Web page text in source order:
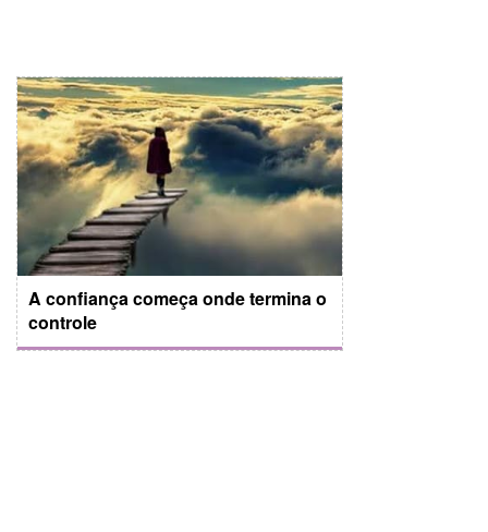
A confiança começa onde termina o
controle